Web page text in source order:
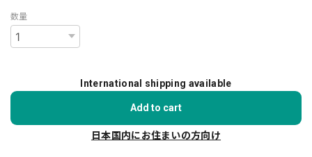
数量
International shipping available
Add to cart
日本国内にお住まいの方向け